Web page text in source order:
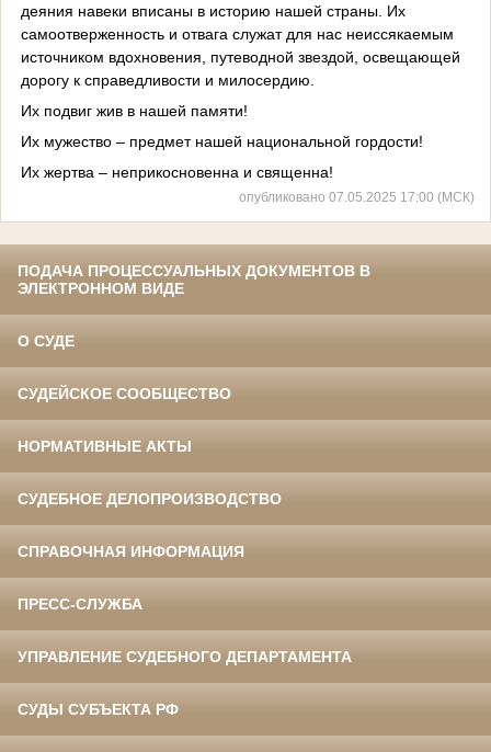
деяния навеки вписаны в историю нашей страны. Их
самоотверженность и отвага служат для нас неиссякаемым
источником вдохновения, путеводной звездой, освещающей
дорогу к справедливости и милосердию.
Их подвиг жив в нашей памяти!
Их мужество – предмет нашей национальной гордости!
Их жертва – неприкосновенна и священна!
опубликовано 07.05.2025 17:00 (МСК)
ПОДАЧА ПРОЦЕССУАЛЬНЫХ ДОКУМЕНТОВ В
ЭЛЕКТРОННОМ ВИДЕ
О СУДЕ
СУДЕЙСКОЕ СООБЩЕСТВО
НОРМАТИВНЫЕ АКТЫ
СУДЕБНОЕ ДЕЛОПРОИЗВОДСТВО
СПРАВОЧНАЯ ИНФОРМАЦИЯ
ПРЕСС-СЛУЖБА
УПРАВЛЕНИЕ СУДЕБНОГО ДЕПАРТАМЕНТА
СУДЫ СУБЪЕКТА РФ